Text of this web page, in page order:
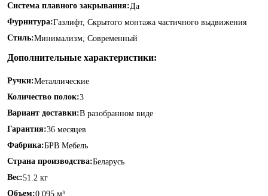
Система плавного закрывания:Да
Фурнитура:Газлифт, Скрытого монтажа частичного выдвижения
Стиль:Минимализм, Современный
Дополнительные характеристики:
Ручки:Металлические
Количество полок:3
Вариант доставки:В разобранном виде
Гарантия:36 месяцев
Фабрика:БРВ Мебель
Страна производства:Беларусь
Вес:51.2 кг
Объем:0.095 м³